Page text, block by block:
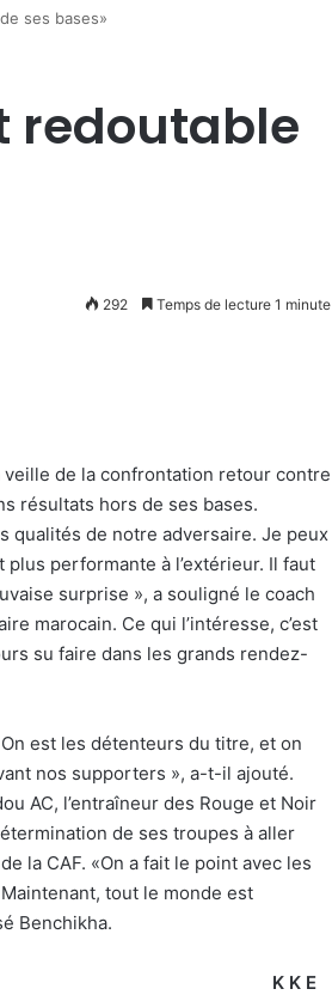
ses bases»
redoutable
292 Temps de lecture 1 minute
veille de la confrontation retour contre
résultats hors de ses bases.
qualités de notre adversaire. Je peux
performante à l’extérieur. Il faut
surprise », a souligné le coach
marocain. Ce qui l’intéresse, c’est
su faire dans les grands rendez-
est les détenteurs du titre, et on
nos supporters », a-t-il ajouté.
AC, l’entraîneur des Rouge et Noir
de ses troupes à aller
la CAF. «On a fait le point avec les
tout le monde est
Benchikha.
K K E